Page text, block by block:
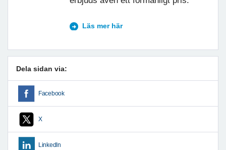
Läs mer här
Dela sidan via:
Facebook
X
LinkedIn